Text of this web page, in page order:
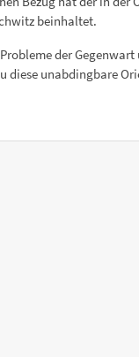
beinhaltet.
der
diese unabdingbare